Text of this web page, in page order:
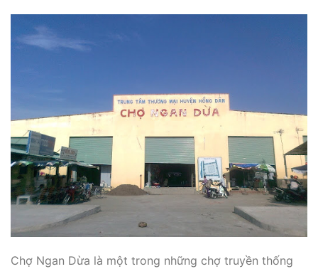
Chợ Ngan Dừa là một trong những chợ truyền thống